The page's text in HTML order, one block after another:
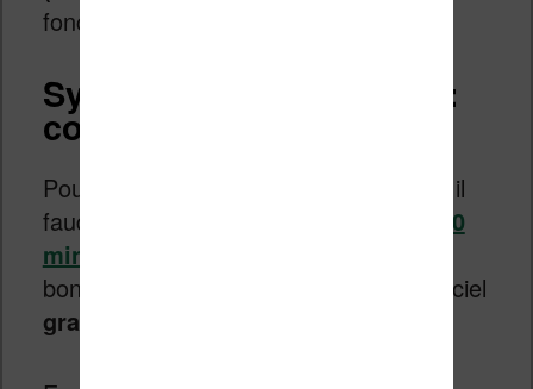
fonctionnalités.
Synthèse vocale Calibre :
comment l’activer ?
Pour bénéficier de cette fonctionnalité, il
faudra
installer Calibre en version 6.0
minimum sur votre ordinateur
bon de rappeler que Calibre est un logiciel
gratuit